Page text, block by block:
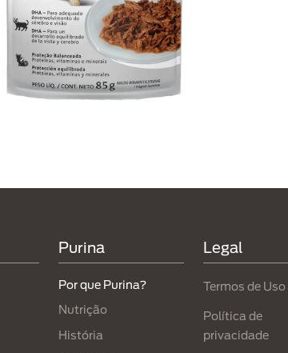
Purina
Por que Purina?
Nutrição
História
Legal
Termos de Uso
Política de
privacidade